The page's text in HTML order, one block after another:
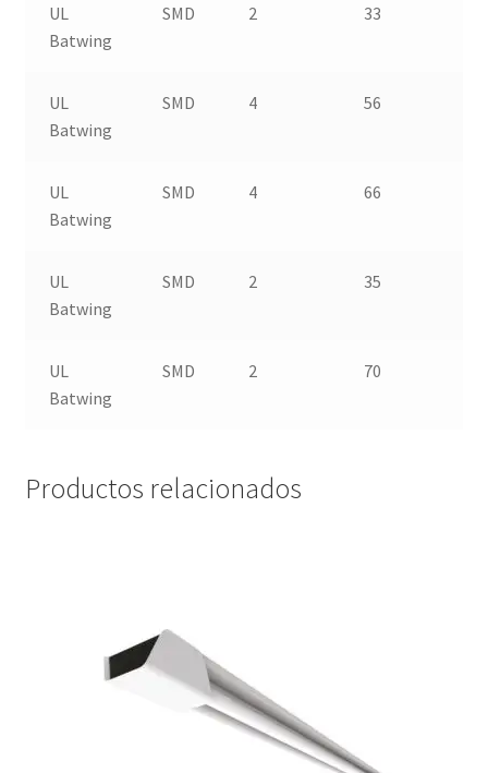
UL
Batwing
SMD 2 33
UL
Batwing
SMD 4 56
UL
Batwing
SMD 4 66
UL
Batwing
SMD 2 35
UL
Batwing
SMD 2 70
Productos relacionados